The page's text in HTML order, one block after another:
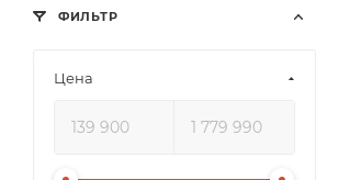
ФИЛЬТР
Цена